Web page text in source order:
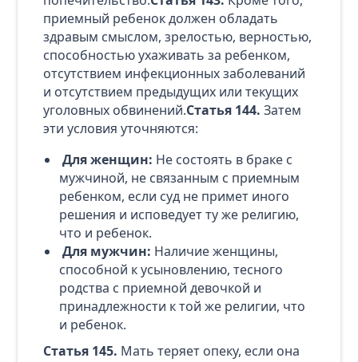
приемный ребенок должен обладать
здравым смыслом, зрелостью, верностью,
способностью ухаживать за ребенком,
отсутствием инфекционных заболеваний
и отсутствием предыдущих или текущих
уголовных обвинений.Статья 144. Затем
эти условия уточняются:
Для женщин: Не состоять в браке с
мужчиной, не связанным с приемным
ребенком, если суд не примет иного
решения и исповедует ту же религию,
что и ребенок.
Для мужчин: Наличие женщины,
способной к усыновлению, тесного
родства с приемной девочкой и
принадлежности к той же религии, что
и ребенок.
Статья 145. Мать теряет опеку, если она